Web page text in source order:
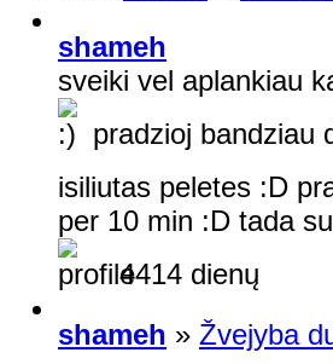
shameh
sveiki vel aplankiau
pradzioj bandziau
isiliutas peletes :D
per 10 min :D tada
4414 dienų
shameh » Žvejyba